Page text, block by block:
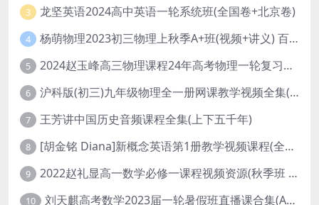
3 龙坚英语2024高中英语一轮系统班(全国卷+北京卷)
4 杨萌物理2023初三物理上秋季A+班(视频+讲义) 百度网盘分享
5 2024赵玉峰高三物理课程24年高考物理一轮复习网课教程
6 沪科版(初三)九年级物理全一册网课教学视频全集(录播版 杜春雨 66讲)
7 王芳讲中国历史音频课程全集(上下五千年)
8 [胡金铭 Diana]新概念英语第1册教学视频课程(全集 百度网盘下载)
9 2022赵礼显高一数学必修一课程视频资源(秋季班 含讲义)百度网盘云
10 刘天麒高考数学2023届一轮暑假班直播课合集(A和A+)